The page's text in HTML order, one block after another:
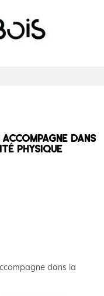
dans
physique
dans la